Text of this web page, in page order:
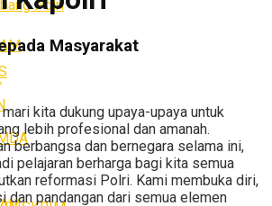
Polri
Masyarakat
kita dukung upaya-upaya untuk
lebih profesional dan amanah.
berbangsa dan bernegara selama ini,
pelajaran berharga bagi kita semua
reformasi Polri. Kami membuka diri,
dan pandangan dari semua elemen